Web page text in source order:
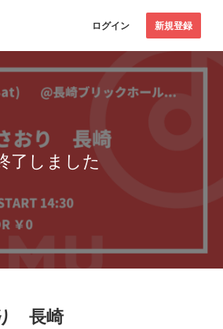
ログイン 新規登録
了しました
長崎